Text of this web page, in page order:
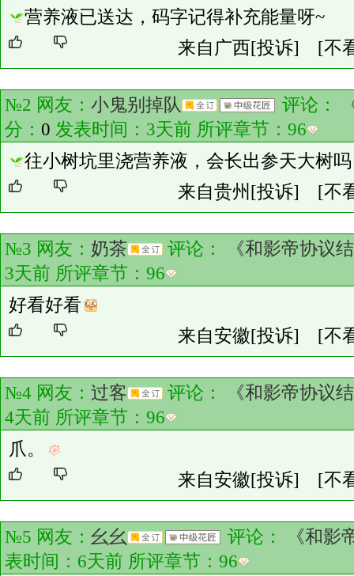
营养液已送达，码字记得补充能量呀~
来自广西[投诉] [不
№2 网友： 小鬼别掉队 评论：
分： 0 发表时间：3天前 所评章节： 96
往小树坑里浇营养液，会长出参天大树
来自贵州 [投诉] [不
№3 网友： 奶茶 评论：
《和影帝协议
3天前 所评章节： 96
好看好看
来自安徽[投诉] [不
№4 网友： 过客 评论：
《和影帝协议
4天前 所评章节： 96
爪。
来自安徽[投诉] [不
№5 网友： 幺幺 评论：
《和影
表时间：6天前 所评章节： 96